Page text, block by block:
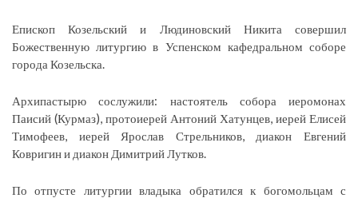
Епископ Козельский и Людиновский Никита совершил
Божественную литургию в Успенском кафедральном соборе
города Козельска.
Архипастырю сослужили: настоятель собора иеромонах
Паисий (Курмаз), протоиерей Антоний Хатунцев, иерей Елисей
Тимофеев, иерей Ярослав Стрельников, диакон Евгений
Ковригин и диакон Димитрий Лутков.
По отпусте литургии владыка обратился к богомольцам с